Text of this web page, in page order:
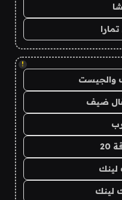
!
والجيست
لينك
لينك